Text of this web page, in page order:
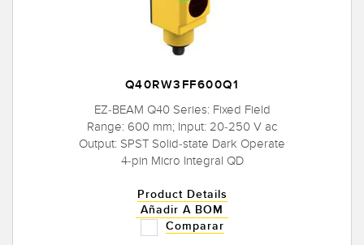
Q40RW3FF600Q1
EZ-BEAM Q40 Series: Fixed Field
Range: 600 mm; Input: 20-250 V ac
Output: SPST Solid-state Dark Operate
4-pin Micro Integral QD
Product Details
Añadir A BOM
Comparar